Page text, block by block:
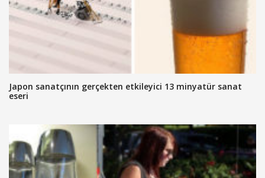
Japon sanatçının gerçekten etkileyici 13 minyatür sanat
eseri